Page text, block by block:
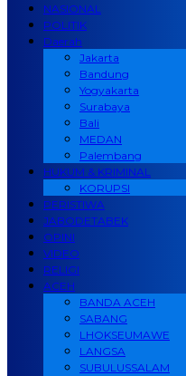
NASIONAL
POLITIK
Daerah
Jakarta
Bandung
Yogyakarta
Surabaya
Bali
MEDAN
Palembang
HUKUM & KRIMINAL
KORUPSI
PERISTIWA
JABODETABEK
OPINI
VIDEO
RELIGI
ACEH
BANDA ACEH
SABANG
LHOKSEUMAWE
LANGSA
SUBULUSSALAM